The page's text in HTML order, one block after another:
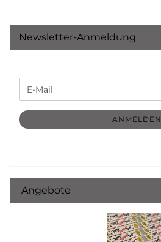
Newsletter-Anmeldung
WEITER
ZUR
NEWSLETTER-
ANMELDUNG
E-
Mail
ANMELDEN
Angebote